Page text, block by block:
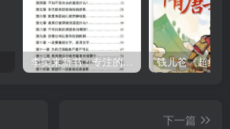
李笑来新书：专注的真相 [PDF]
下一篇